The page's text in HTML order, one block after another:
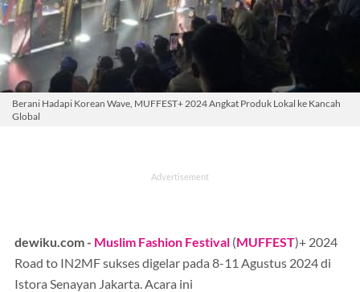
Berani Hadapi Korean Wave, MUFFEST+ 2024 Angkat Produk Lokal ke Kancah
Global
dewiku.com - Muslim Fashion Festival (MUFFEST)+ 2024
Road to IN2MF sukses digelar pada 8-11 Agustus 2024 di
Istora Senayan Jakarta. Acara ini